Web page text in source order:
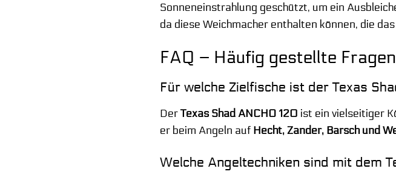
Sonneneinstrahlung geschützt, um ein
da diese Weichmacher enthalten können, die
FAQ – Häufig gestellte
Für welche Zielfische ist der Texas
DerTexas Shad ANCHO 120 ist ein vielseitiger
er beim Angeln auf Hecht, Zander, Barsch und
Welche Angeltechniken sind mit dem